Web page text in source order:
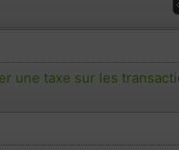
une taxe sur les